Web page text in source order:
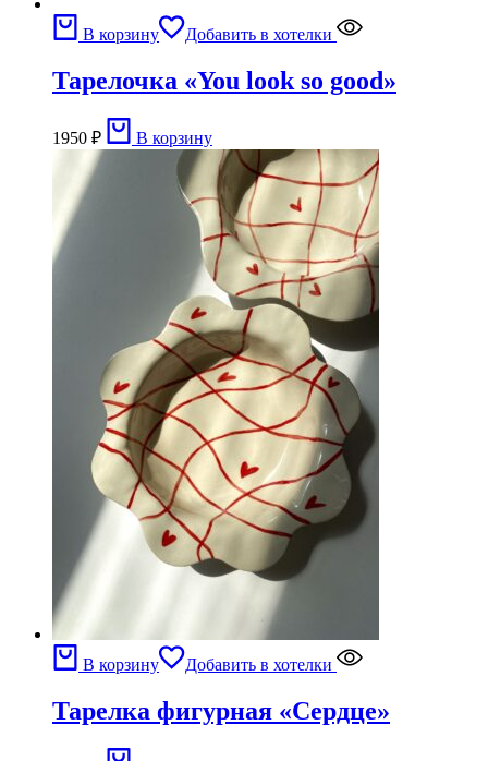
В корзину Добавить в хотелки
Тарелочка «You look so good»
1950 ₽ В корзину
В корзину Добавить в хотелки
Тарелка фигурная «Сердце»